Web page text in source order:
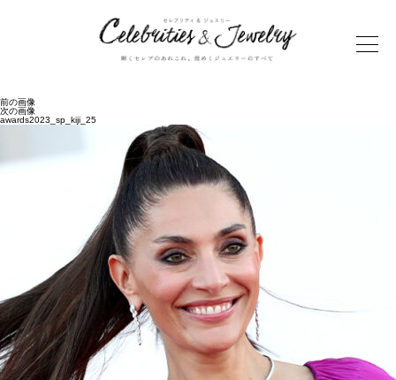
前の画像
次の画像
awards2023_sp_kiji_25